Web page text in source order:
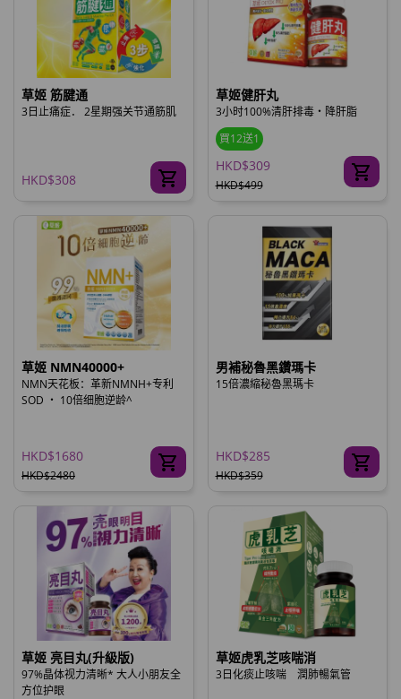
草姬 筋腱通
3日止痛症． 2星期强关节通筋肌
HKD$308
草姬健肝丸
3小时100%清肝排毒‧降肝脂
買12送1
HKD$309
HKD$499
草姬 NMN40000+
NMN天花板：革新NMNH+专利
SOD ‧ 10倍细胞逆龄^
HKD$1680
HKD$2480
男補秘魯黑鑽瑪卡
15倍濃縮秘魯黑瑪卡
HKD$285
HKD$359
草姬 亮目丸(升級版)
97%晶体视力清晰* 大人小朋友全
方位护眼
草姬虎乳芝咳喘消
3日化痰止咳喘 潤肺暢氣管